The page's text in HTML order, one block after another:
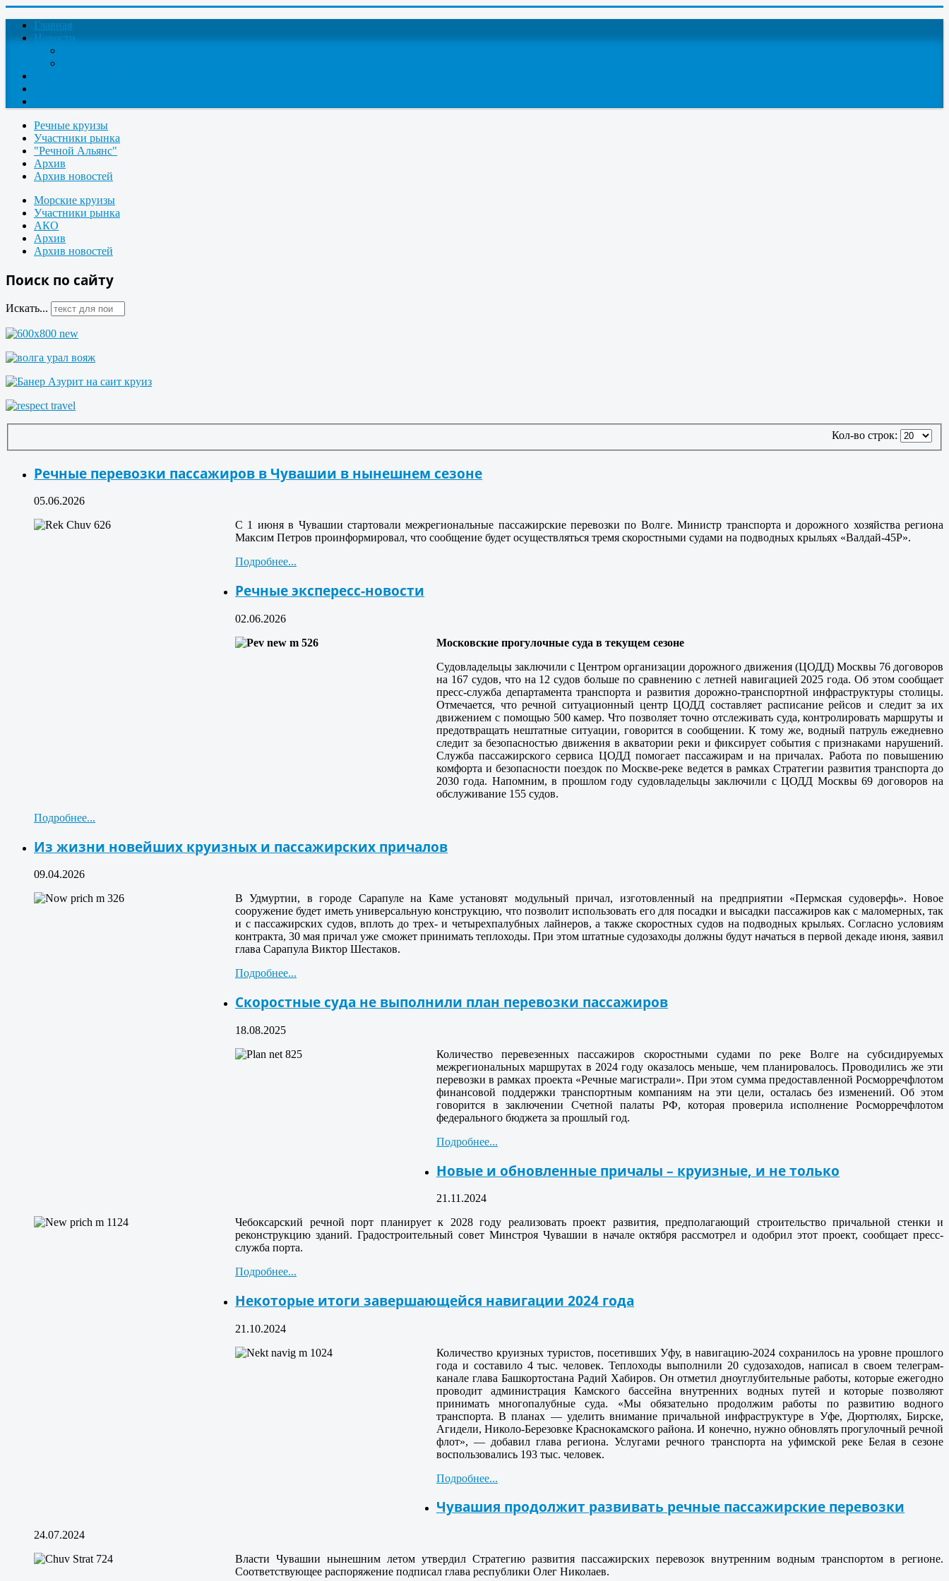
Главная
Новости
Речные круизы
Участники рынка
"Речной Альянс"
Архив
Архив новостей
Морские круизы
Участники рынка
АКО
Архив
Архив новостей
Поиск по сайту
Искать...
Кол-во строк:
Речные перевозки пассажиров в Чувашии в нынешнем сезоне
05.06.2026
С 1 июня в Чувашии стартовали межрегиональные пассажирские перевозки по Волге. Министр транспорта и дорожного хозяйства региона
Максим Петров проинформировал, что сообщение будет осуществляться тремя скоростными судами на подводных крыльях «Валдай-45Р».
Подробнее...
Речные экспересс-новости
02.06.2026
Московские прогулочные суда в текущем сезоне
Судовладельцы заключили с Центром организации дорожного движения (ЦОДД) Москвы 76 договоров
на 167 судов, что на 12 судов больше по сравнению с летней навигацией 2025 года. Об этом сообщает
пресс-служба департамента транспорта и развития дорожно-транспортной инфраструктуры столицы.
Отмечается, что речной ситуационный центр ЦОДД составляет расписание рейсов и следит за их
движением с помощью 500 камер. Что позволяет точно отслеживать суда, контролировать маршруты и
предотвращать нештатные ситуации, говорится в сообщении. К тому же, водный патруль ежедневно
следит за безопасностью движения в акватории реки и фиксирует события с признаками нарушений.
Служба пассажирского сервиса ЦОДД помогает пассажирам и на причалах. Работа по повышению
комфорта и безопасности поездок по Москве-реке ведется в рамках Стратегии развития транспорта до
2030 года. Напомним, в прошлом году судовладельцы заключили с ЦОДД Москвы 69 договоров на
обслуживание 155 судов.
Подробнее...
Из жизни новейших круизных и пассажирских причалов
09.04.2026
В Удмуртии, в городе Сарапуле на Каме установят модульный причал, изготовленный на предприятии «Пермская судоверфь». Новое
сооружение будет иметь универсальную конструкцию, что позволит использовать его для посадки и высадки пассажиров как с маломерных, так
и с пассажирских судов, вплоть до трех- и четырехпалубных лайнеров, а также скоростных судов на подводных крыльях. Согласно условиям
контракта, 30 мая причал уже сможет принимать теплоходы. При этом штатные судозаходы должны будут начаться в первой декаде июня, заявил
глава Сарапула Виктор Шестаков.
Подробнее...
Скоростные суда не выполнили план перевозки пассажиров
18.08.2025
Количество перевезенных пассажиров скоростными судами по реке Волге на субсидируемых
межрегиональных маршрутах в 2024 году оказалось меньше, чем планировалось. Проводились же эти
перевозки в рамках проекта «Речные магистрали». При этом сумма предоставленной Росморречфлотом
финансовой поддержки транспортным компаниям на эти цели, осталась без изменений. Об этом
говорится в заключении Счетной палаты РФ, которая проверила исполнение Росморречфлотом
федерального бюджета за прошлый год.
Подробнее...
Новые и обновленные причалы – круизные, и не только
21.11.2024
Чебоксарский речной порт планирует к 2028 году реализовать проект развития, предполагающий строительство причальной стенки и
реконструкцию зданий. Градостроительный совет Минстроя Чувашии в начале октября рассмотрел и одобрил этот проект, сообщает пресс-
служба порта.
Подробнее...
Некоторые итоги завершающейся навигации 2024 года
21.10.2024
Количество круизных туристов, посетивших Уфу, в навигацию-2024 сохранилось на уровне прошлого
года и составило 4 тыс. человек. Теплоходы выполнили 20 судозаходов, написал в своем телеграм-
канале глава Башкортостана Радий Хабиров. Он отметил дноуглубительные работы, которые ежегодно
проводит администрация Камского бассейна внутренних водных путей и которые позволяют
принимать многопалубные суда. «Мы обязательно продолжим работы по развитию водного
транспорта. В планах — уделить внимание причальной инфраструктуре в Уфе, Дюртюлях, Бирске,
Агидели, Николо-Березовке Краснокамского района. И конечно, нужно обновлять прогулочный речной
флот», — добавил глава региона. Услугами речного транспорта на уфимской реке Белая в сезоне
воспользовались 193 тыс. человек.
Подробнее...
Чувашия продолжит развивать речные пассажирские перевозки
24.07.2024
Власти Чувашии нынешним летом утвердил Стратегию развития пассажирских перевозок внутренним водным транспортом в регионе.
Соответствующее распоряжение подписал глава республики Олег Николаев.